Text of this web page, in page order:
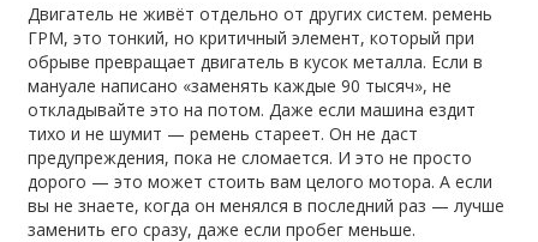
Двигатель не живёт отдельно от других систем.ремень
ГРМ,это тонкий, но критичный элемент, который при
обрыве превращает двигатель в кусок металла. Если в
мануале написано «заменять каждые 90 тысяч», не
откладывайте это на потом. Даже если машина ездит
тихо и не шумит — ремень стареет. Он не даст
предупреждения, пока не сломается. И это не просто
дорого — это может стоить вам целого мотора. А если
вы не знаете, когда он менялся в последний раз — лучше
заменить его сразу, даже если пробег меньше.